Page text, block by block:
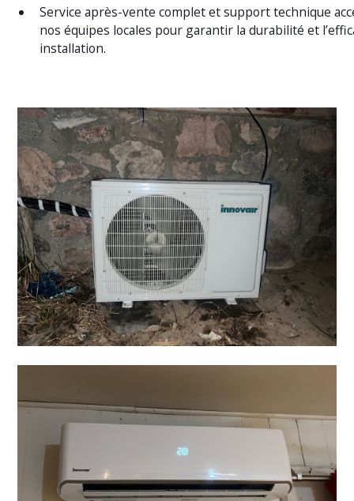
Service après-vente complet et support technique
nos équipes locales pour garantir la durabilité et
installation.